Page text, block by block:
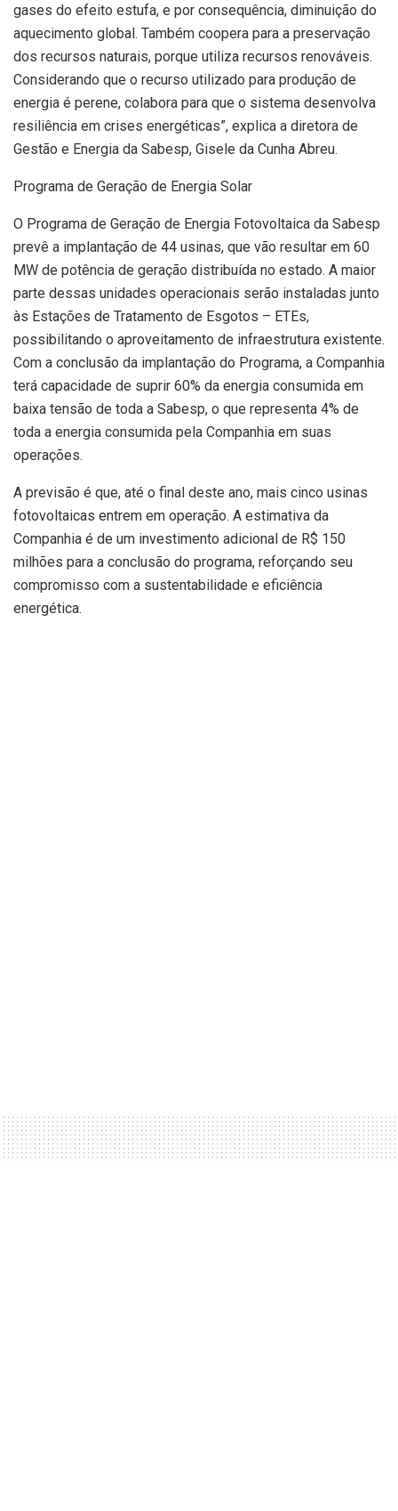
gases do efeito estufa, e por consequência, diminuição do
aquecimento global. Também coopera para a preservação
dos recursos naturais, porque utiliza recursos renováveis.
Considerando que o recurso utilizado para produção de
energia é perene, colabora para que o sistema desenvolva
resiliência em crises energéticas”, explica a diretora de
Gestão e Energia da Sabesp, Gisele da Cunha Abreu.
Programa de Geração de Energia Solar
O Programa de Geração de Energia Fotovoltaica da Sabesp
prevê a implantação de 44 usinas, que vão resultar em 60
MW de potência de geração distribuída no estado. A maior
parte dessas unidades operacionais serão instaladas junto
às Estações de Tratamento de Esgotos – ETEs,
possibilitando o aproveitamento de infraestrutura existente.
Com a conclusão da implantação do Programa, a Companhia
terá capacidade de suprir 60% da energia consumida em
baixa tensão de toda a Sabesp, o que representa 4% de
toda a energia consumida pela Companhia em suas
operações.
A previsão é que, até o final deste ano, mais cinco usinas
fotovoltaicas entrem em operação. A estimativa da
Companhia é de um investimento adicional de R$ 150
milhões para a conclusão do programa, reforçando seu
compromisso com a sustentabilidade e eficiência
energética.